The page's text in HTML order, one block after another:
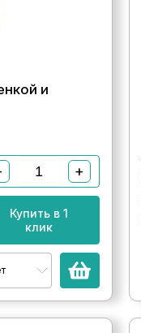
и
+
Купить в 1
клик